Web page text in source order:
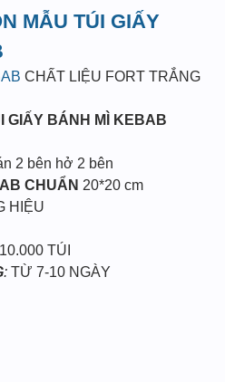
MẪU TÚI GIẤY
CHẤT LIỆU FORT TRẮNG
GIẤY BÁNH MÌ KEBAB
2 bên hở 2 bên
CHUẨN 20*20 cm
HIỆU
TÚI
: TỪ 7-10 NGÀY